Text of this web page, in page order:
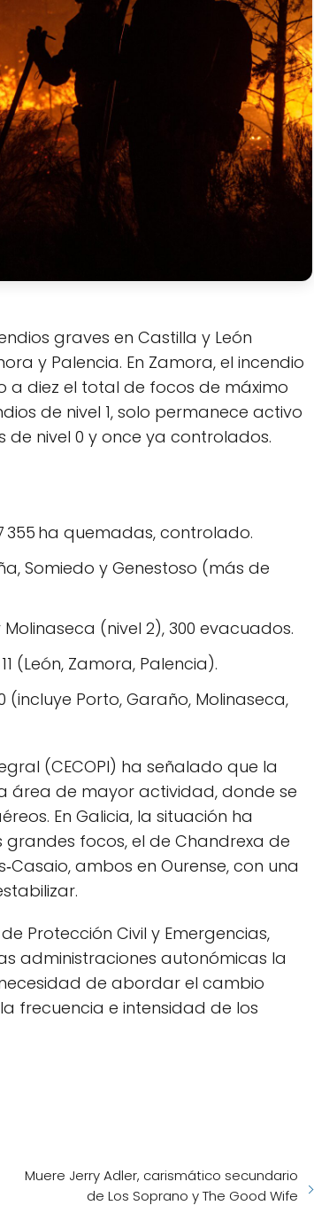
graves en Castilla y León
y Palencia. En Zamora, el incendio
a diez el total de focos de máximo
de nivel 1, solo permanece activo
de nivel 0 y once ya controlados.
355 ha quemadas, controlado.
Somiedo y Genestoso (más de
(nivel 2), 300 evacuados.
(León, Zamora, Palencia).
(incluye Porto, Garaño, Molinaseca,
(CECOPI) ha señalado que la
área de mayor actividad, donde se
En Galicia, la situación ha
focos, el de Chandrexa de
ambos en Ourense, con una
Protección Civil y Emergencias,
administraciones autonómicas la
de abordar el cambio
frecuencia e intensidad de los
Muere Jerry Adler, carismático secundario
de Los Soprano y The Good Wife